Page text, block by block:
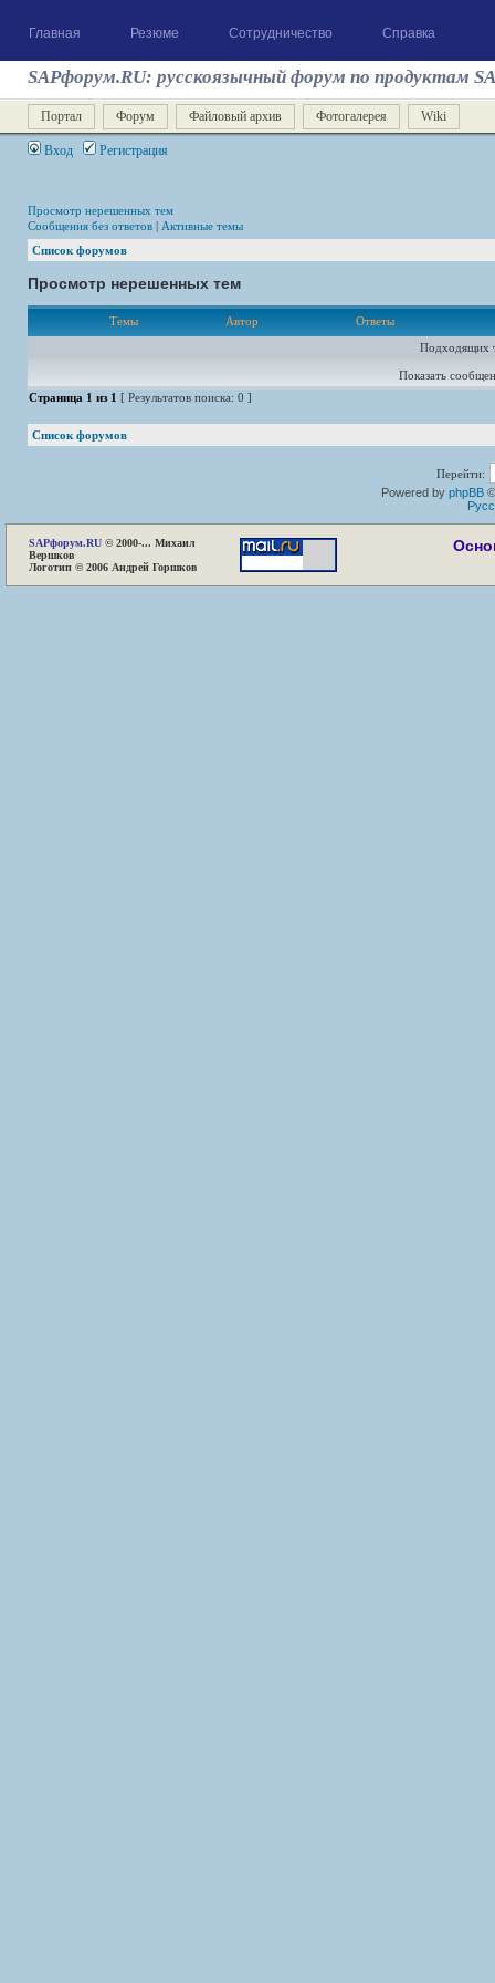
Главная Резюме Сотрудничество Справка
SAPфорум.RU: русскоязычный форум по продуктам
Портал Форум Файловый архив Фотогалерея Wiki
Вход Регистрация
Просмотр нерешенных тем
Сообщения без ответов | Активные темы
Список форумов
Просмотр нерешенных тем
Темы Автор
Ответы
Подходящих
Показать
Страница 1 из 1 [ Результатов поиска: 0 ]
Список форумов
Перейти:
Powered by phpBB
SAPфорум.RU © 2000-... Михаил
Вершков
Логотип © 2006 Андрей Горшков